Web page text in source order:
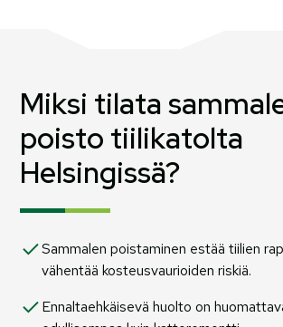
Miksi tilata
poisto tiilikatolta
Helsingissä?
Sammalen poistaminen estää tiilien
vähentää kosteusvaurioiden riskiä.
Ennaltaehkäisevä huolto on